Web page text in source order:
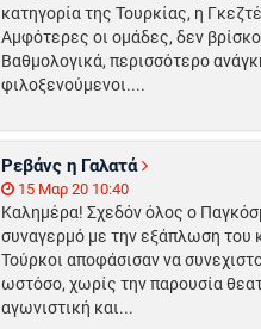
κατηγορία της Τουρκίας, η
Αμφότερες οι ομάδες, δεν
Βαθμολογικά, περισσότερο
φιλοξενούμενοι....
Ρεβάνς η Γαλατά
15 Μαρ 20 10:40
Καλημέρα! Σχεδόν όλος ο
συναγερμό με την εξάπλωση του
Τούρκοι αποφάσισαν να
ωστόσο, χωρίς την παρουσία
αγωνιστική και...